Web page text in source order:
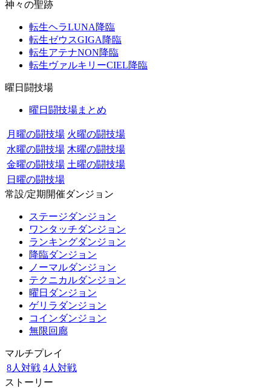
神々の聖跡
転生ヘラLUNA降臨
転生ゼウスGIGA降臨
転生アテナNON降臨
転生ヴァルキリーCIEL降臨
曜日闘技場
曜日闘技場まとめ
月曜の闘技場 火曜の闘技場
水曜の闘技場 木曜の闘技場
金曜の闘技場 土曜の闘技場
日曜の闘技場
常設/定期開催ダンジョン
ステージダンジョン
ワンタッチダンジョン
ランキングダンジョン
降臨ダンジョン
ノーマルダンジョン
テクニカルダンジョン
曜日ダンジョン
ゲリラダンジョン
コインダンジョン
無限回廊
マルチプレイ
8人対戦 4人対戦
ストーリー